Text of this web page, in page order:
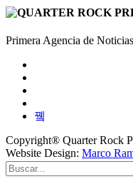
Primera Agencia de
Copyright® Quarter Rock
Website Design: Marco